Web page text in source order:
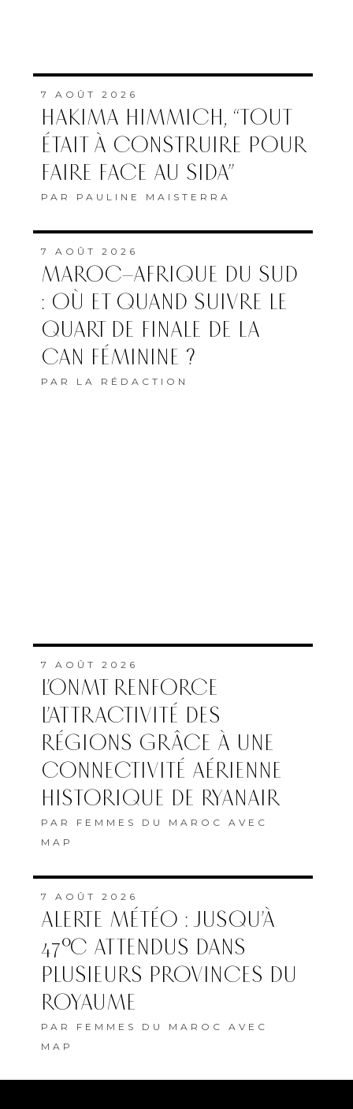
7 AOÛT 2026
HAKIMA HIMMICH, “TOUT
ÉTAIT À CONSTRUIRE POUR
FAIRE FACE AU SIDA”
PAR PAULINE MAISTERRA
7 AOÛT 2026
MAROC–AFRIQUE DU SUD
: OÙ ET QUAND SUIVRE LE
QUART DE FINALE DE LA
CAN FÉMININE ?
PAR LA RÉDACTION
7 AOÛT 2026
L’ONMT RENFORCE
L’ATTRACTIVITÉ DES
RÉGIONS GRÂCE À UNE
CONNECTIVITÉ AÉRIENNE
HISTORIQUE DE RYANAIR
PAR FEMMES DU MAROC AVEC
MAP
7 AOÛT 2026
ALERTE MÉTÉO : JUSQU’À
47°C ATTENDUS DANS
PLUSIEURS PROVINCES DU
ROYAUME
PAR FEMMES DU MAROC AVEC
MAP